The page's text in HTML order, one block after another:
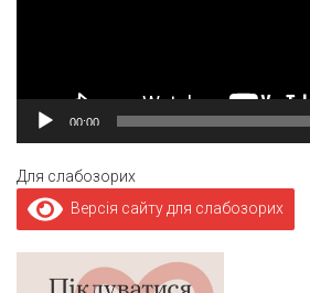
00:00
Для слабозорих
Версія сайту для слабозорих